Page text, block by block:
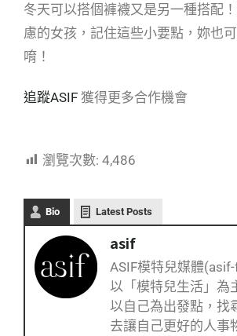
冬天可以搭個褲襪又是另一種搭配
慮的女孩，記住這些小要點，妳也
唷！
追蹤ASIF 獲得更多合作機會
瀏覽次數: 4,486
Bio Latest Posts
asif
ASIF模特兒媒體
以「模特兒生活」為
以自己為出發點，找
去讓自己更好的人事